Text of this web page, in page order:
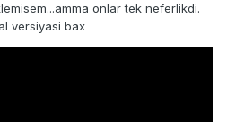
onlar tek neferlikdi.
versiyasi bax